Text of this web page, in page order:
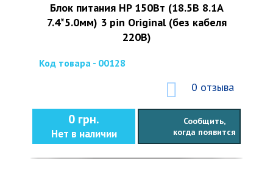
Блок питания HP 150Вт (18.5В 8.1А
7.4*5.0мм) 3 pin Original (без кабеля
220В)
Код товара - 00128
0 отзыва
0 грн.
Нет в наличии
Сообщить,
когда появится